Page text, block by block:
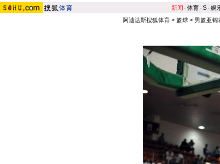
新闻 -体育-S-娱
阿迪达斯搜狐体育> 篮球> 男篮亚锦